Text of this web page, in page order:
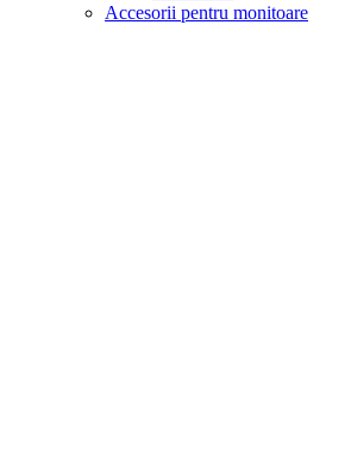
Accesorii pentru monitoare